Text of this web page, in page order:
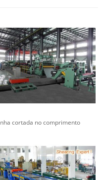
cortada no comprimento